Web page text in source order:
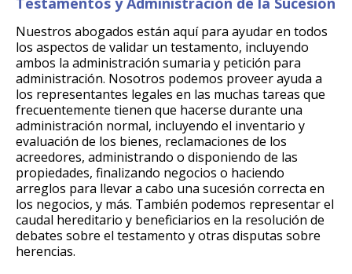
Nuestros abogados están aquí para ayudar en todos
los aspectos de validar un testamento, incluyendo
ambos la administración sumaria y petición para
administración. Nosotros podemos proveer ayuda a
los representantes legales en las muchas tareas que
frecuentemente tienen que hacerse durante una
administración normal, incluyendo el inventario y
evaluación de los bienes, reclamaciones de los
acreedores, administrando o disponiendo de las
propiedades, finalizando negocios o haciendo
arreglos para llevar a cabo una sucesión correcta en
los negocios, y más. También podemos representar el
caudal hereditario y beneficiarios en la resolución de
debates sobre el testamento y otras disputas sobre
herencias.